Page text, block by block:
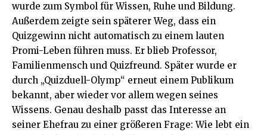
wurde zum Symbol für Wissen, Ruhe und Bildung.
Außerdem zeigte sein späterer Weg, dass ein
Quizgewinn nicht automatisch zu einem lauten
Promi-Leben führen muss. Er blieb Professor,
Familienmensch und Quizfreund. Später wurde er
durch „Quizduell-Olymp“ erneut einem Publikum
bekannt, aber wieder vor allem wegen seines
Wissens. Genau deshalb passt das Interesse an
seiner Ehefrau zu einer größeren Frage: Wie lebt ein